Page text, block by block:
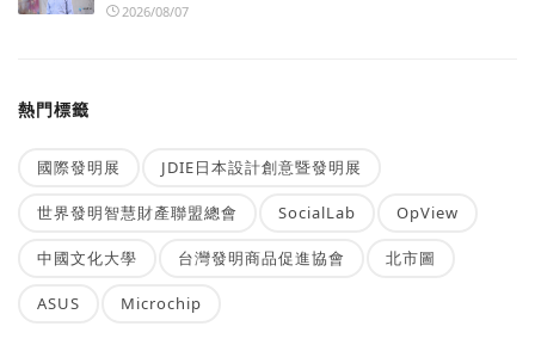
2026/08/07
熱門標籤
國際發明展 JDIE日本設計創意暨發明展
世界發明智慧財產聯盟總會 SocialLab OpView
中國文化大學 台灣發明商品促進協會 北市圖
ASUS Microchip